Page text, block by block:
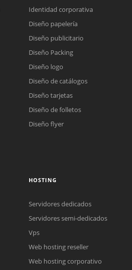
Identidad corporativa
Diseño papelería
Diseño publicitario
Diseño Packing
Diseño logo
Diseño de catálogos
Diseño tarjetas
Diseño de folletos
Diseño flyer
HOSTING
Servidores dedicados
Servidores semi-dedicados
Vps
Web hosting reseller
Web hosting corporativo